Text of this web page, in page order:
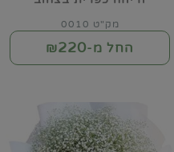
מק"ט 0010
החל מ-₪220